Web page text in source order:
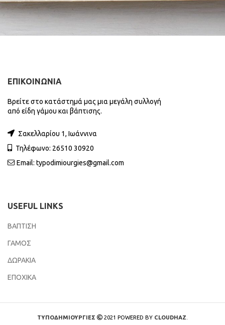
ΕΠΙΚΟΙΝΩΝΙΑ
Βρείτε στο κατάστημά μας μια μεγάλη συλλογή
από είδη γάμου και βάπτισης.
Σακελλαρίου 1, Ιωάννινα
Τηλέφωνο: 26510 30920
Email: typodimiourgies@gmail.com
USEFUL LINKS
ΒΑΠΤΙΣΗ
ΓΑΜΟΣ
ΔΩΡΑΚΙΑ
ΕΠΟΧΙΚΑ
ΤΥΠΟΔΗΜΙΟΥΡΓΙΕΣ 2021 POWERED BY CLOUDHAZ